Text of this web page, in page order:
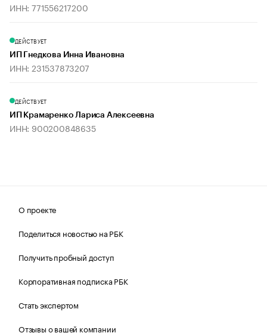
ИНН: 771556217200
ДЕЙСТВУЕТ
ИП Гнедкова Инна Ивановна
ИНН: 231537873207
ДЕЙСТВУЕТ
ИП Крамаренко Лариса Алексеевна
ИНН: 900200848635
О проекте
Поделиться новостью на РБК
Получить пробный доступ
Корпоративная подписка РБК
Стать экспертом
Отзывы о вашей компании